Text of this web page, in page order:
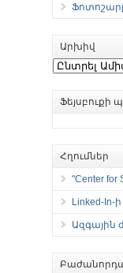
Արխիվ
Արխիվ
Ֆեյսբուքի
Հղումներ
"Center for
Linked-In-ի
Ազգային